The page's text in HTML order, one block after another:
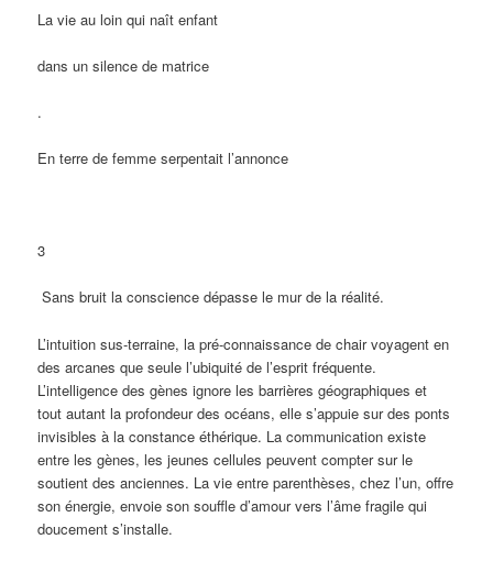
La vie au loin qui naît enfant
dans un silence de matrice
.
En terre de femme serpentait l’annonce
3
Sans bruit la conscience dépasse le mur de la réalité.
L’intuition sus-terraine, la pré-connaissance de chair voyagent en
des arcanes que seule l’ubiquité de l’esprit fréquente.
L’intelligence des gènes ignore les barrières géographiques et
tout autant la profondeur des océans, elle s’appuie sur des ponts
invisibles à la constance éthérique. La communication existe
entre les gènes, les jeunes cellules peuvent compter sur le
soutient des anciennes. La vie entre parenthèses, chez l’un, offre
son énergie, envoie son souffle d’amour vers l’âme fragile qui
doucement s’installe.